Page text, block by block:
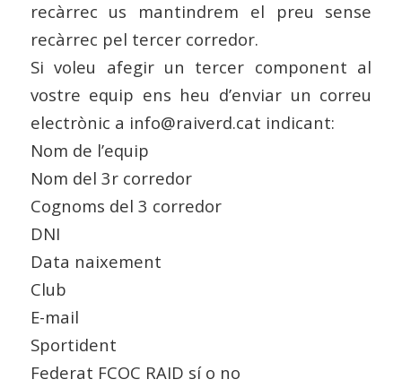
recàrrec us mantindrem el preu sense
recàrrec pel tercer corredor.
Si voleu afegir un tercer component al
vostre equip ens heu d’enviar un correu
electrònic a info@raiverd.cat indicant:
Nom de l’equip
Nom del 3r corredor
Cognoms del 3 corredor
DNI
Data naixement
Club
E-mail
Sportident
Federat FCOC RAID sí o no